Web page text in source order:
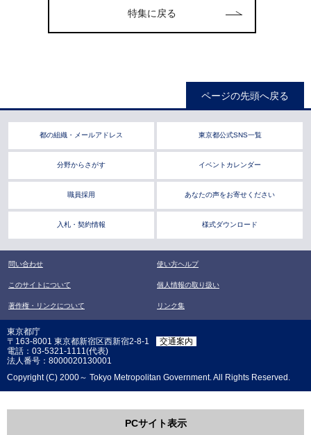
特集に戻る
ページの先頭へ戻る
都の組織・メールアドレス 東京都公式SNS一覧
分野からさがす イベントカレンダー
職員採用 あなたの声をお寄せください
入札・契約情報 様式ダウンロード
問い合わせ 使い方ヘルプ
このサイトについて 個人情報の取り扱い
著作権・リンクについて リンク集
東京都庁
〒163-8001 東京都新宿区西新宿2-8-1
交通案内
電話：03-5321-1111(代表)
法人番号：8000020130001
Copyright (C) 2000～ Tokyo Metropolitan Government. All Rights Reserved.
PCサイト表示